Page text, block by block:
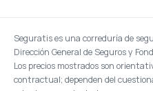
Seguratis es una correduría de
Dirección General de Seguros y
Los precios mostrados son
contractual; dependen del